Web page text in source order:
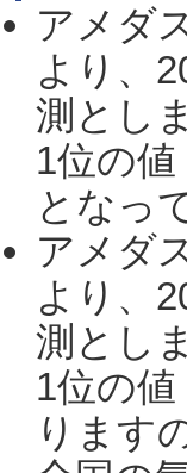
アメダ
より、
測とし
1位の
となっ
アメダ
より、
測とし
1位の
ります